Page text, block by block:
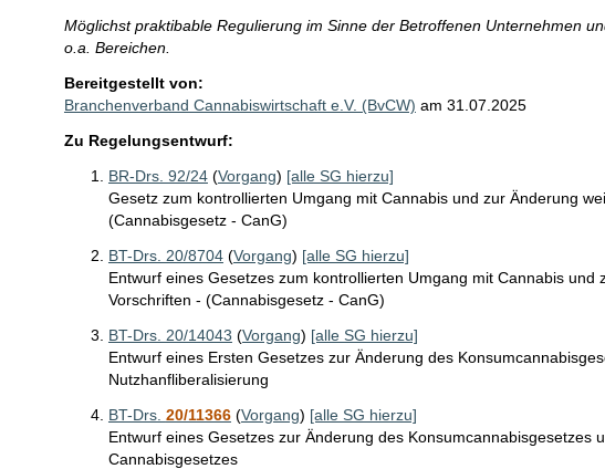
b
i
r
S
i
Möglichst praktibable Regulierung im Sinne der Betroffenen Unternehmen
o.a. Bereichen.
Bereitgestellt von:
Branchenverband Cannabiswirtschaft e.V. (BvCW) am 31.07.2025
Zu Regelungsentwurf:
BR-Drs. 92/24(Vorgang) [alle SG hierzu]
Gesetz zum kontrollierten Umgang mit Cannabis und zur Änderung
(Cannabisgesetz - CanG)
BT-Drs. 20/8704(Vorgang) [alle SG hierzu]
Entwurf eines Gesetzes zum kontrollierten Umgang mit Cannabis und
Vorschriften - (Cannabisgesetz - CanG)
BT-Drs. 20/14043 (Vorgang) [alle SG hierzu]
Entwurf eines Ersten Gesetzes zur Änderung des
Nutzhanfliberalisierung
BT-Drs. 20/11366(Vorgang) [alle SG hierzu]
Entwurf eines Gesetzes zur Änderung des Konsumcannabisgesetzes
Cannabisgesetzes